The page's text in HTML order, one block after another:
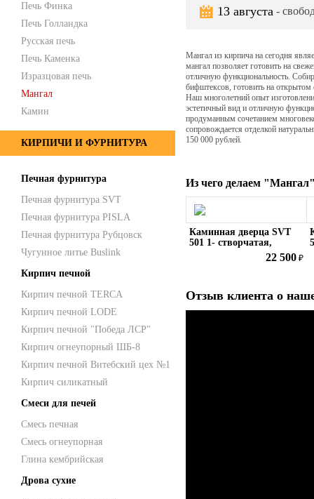
13 августа -
Мангал из кирпича на сегодня
мангал позволяет готовить на
отличную функциональность.
бифштексов, готовить на открытом
Наш многолетний опыт
эстетичный вид и отличную
продуманным сочетанием
сопровождается отделкой
150 000 рублей.
Из чего делаем
Каминная дверца SVT
501 1- створчатая,
22 500 ₽
Отзыв клиента о
Печь Финка
Печь Голландка
Русская печь
Печь Каменка
Изразцовая печь
Мангал
Камин
КИРПИЧИ И ФУРНИТУРА
Печная фурнитура
Печная фурнитура SVT
Печная фурнитура PISLA
Печная фурнитура Рубцовск
Чугунное литье Buslink
Кирпич печной
Кирпич печной TERCA
Кирпич печной LODE
Кирпич печной "Победа ЛСР"
Кирпич огнеупорный ШБ-8
Кирпич печной Витебский цех №1
Кирпич силикатный
Смеси для печей
Смесь печная
Смесь огнеупорная
Глина кембрийская
Дрова сухие